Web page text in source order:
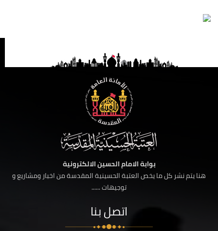
بوابة الامام الحسين الالكترونية
هنا يتم نشر كل ما يخص العتبة الحسينية المقدسة من اخبار ومشاريع و
توجيهات ......
اتصل بنا